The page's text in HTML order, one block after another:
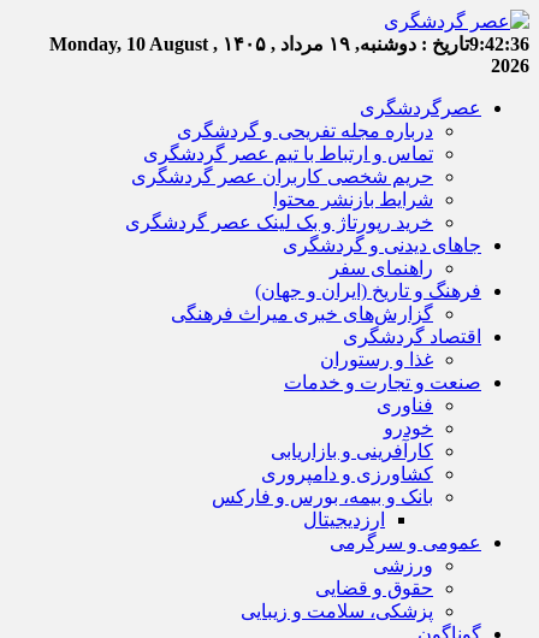
9:42:36تاریخ : دوشنبه, ۱۹ مرداد , ۱۴۰۵
Monday, 10 August ,
2026
عصرگردشگری
درباره مجله تفریحی و گردشگری
تماس و ارتباط با تیم عصر گردشگری
حریم شخصی کاربران عصر گردشگری
شرایط بازنشر محتوا
خرید رپورتاژ و بک لینک عصر گردشگری
جاهای دیدنی و گردشگری
راهنمای سفر
فرهنگ و تاریخ (ایران و جهان)
گزارش‌های خبری میراث فرهنگی
اقتصاد گردشگری
غذا و رستوران
صنعت و تجارت و خدمات
فناوری
خودرو
کارآفرینی و بازاریابی
کشاورزی و دامپروری
بانک و بیمه، بورس و فارکس
ارزدیجیتال
عمومی و سرگرمی
ورزشی
حقوق و قضایی
پزشکی، سلامت و زیبایی
گوناگون